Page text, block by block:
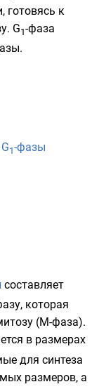
, готовясь к
. G1-фаза
1-фазы
составляет
которая
(М-фаза).
в размерах
для синтеза
размеров, а